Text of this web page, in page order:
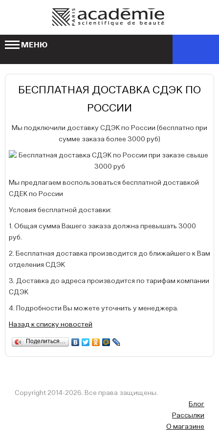
МЕНЮ
БЕСПЛАТНАЯ ДОСТАВКА СДЭК ПО
РОССИИ
Мы подключили доставку СДЭК по России (бесплатно при
сумме заказа более 3000 руб)
Мы предлагаем воспользоваться бесплатной доставкой
СДЕК по России
Условия бесплатной доставки:
1. Общая сумма Вашего заказа должна превышать 3000
руб.
2. Бесплатная доставка производится до ближайшего к Вам
отделения СДЭК
3. Доставка до адреса производится по тарифам компании
СДЭК
4. Подробности Вы можете уточнить у менеджера.
Назад к списку новостей
Поделиться…
Copyright 2014-2026. Все права защищены.
Блог
Рассылки
О магазине